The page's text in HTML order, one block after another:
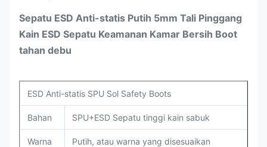
Sepatu ESD Anti-statis Putih 5mm Tali Pinggang
Kain ESD Sepatu Keamanan Kamar Bersih Boot
tahan debu
ESD Anti-statis SPU Sol Safety Boots
Bahan SPU+ESD Sepatu tinggi kain sabuk
Warna Putih, atau warna yang disesuaikan